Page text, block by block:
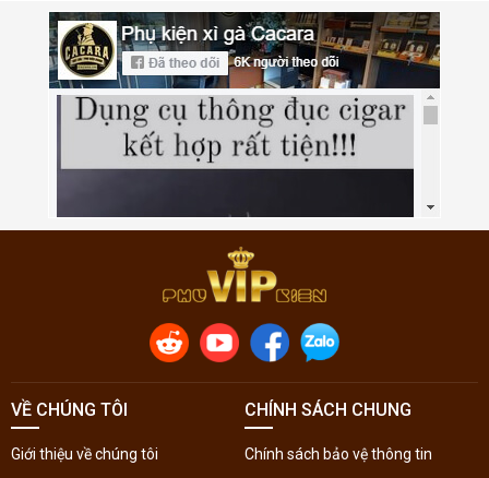
VỀ CHÚNG TÔI
Giới thiệu về chúng tôi
CHÍNH SÁCH CHUNG
Chính sách bảo vệ thông tin